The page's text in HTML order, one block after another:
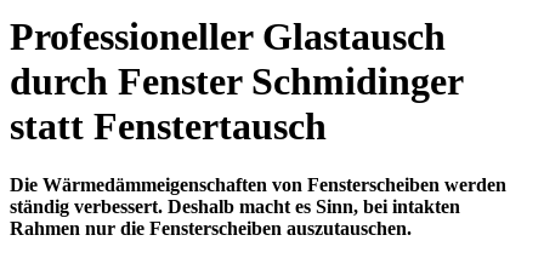
Professioneller Glastausch
durch Fenster Schmidinger
statt Fenstertausch
Die Wärmedämmeigenschaften von Fensterscheiben werden
ständig verbessert. Deshalb macht es Sinn, bei intakten
Rahmen nur die Fensterscheiben auszutauschen.